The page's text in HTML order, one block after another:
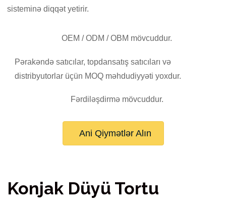
sisteminə diqqət yetirir.
OEM / ODM / OBM mövcuddur.
Pərakəndə satıcılar, topdansatış satıcıları və
distribyutorlar üçün MOQ məhdudiyyəti yoxdur.
Fərdiləşdirmə mövcuddur.
Ani Qiymətlər Alın
Konjak Düyü Tortu